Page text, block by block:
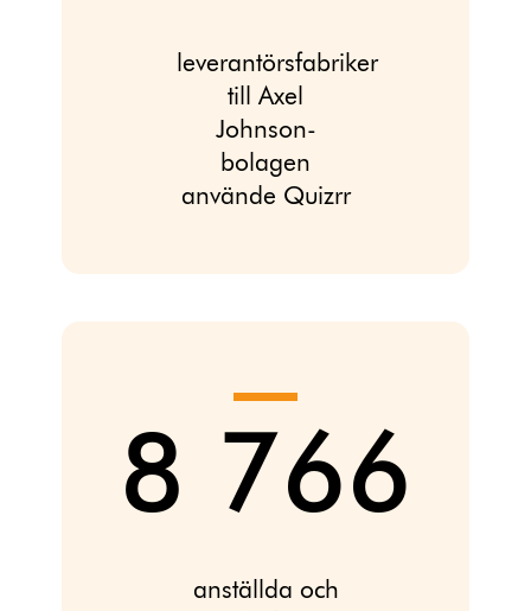
leverantörsfabriker
till Axel
Johnson-
bolagen
använde Quizrr
8 766
anställda och